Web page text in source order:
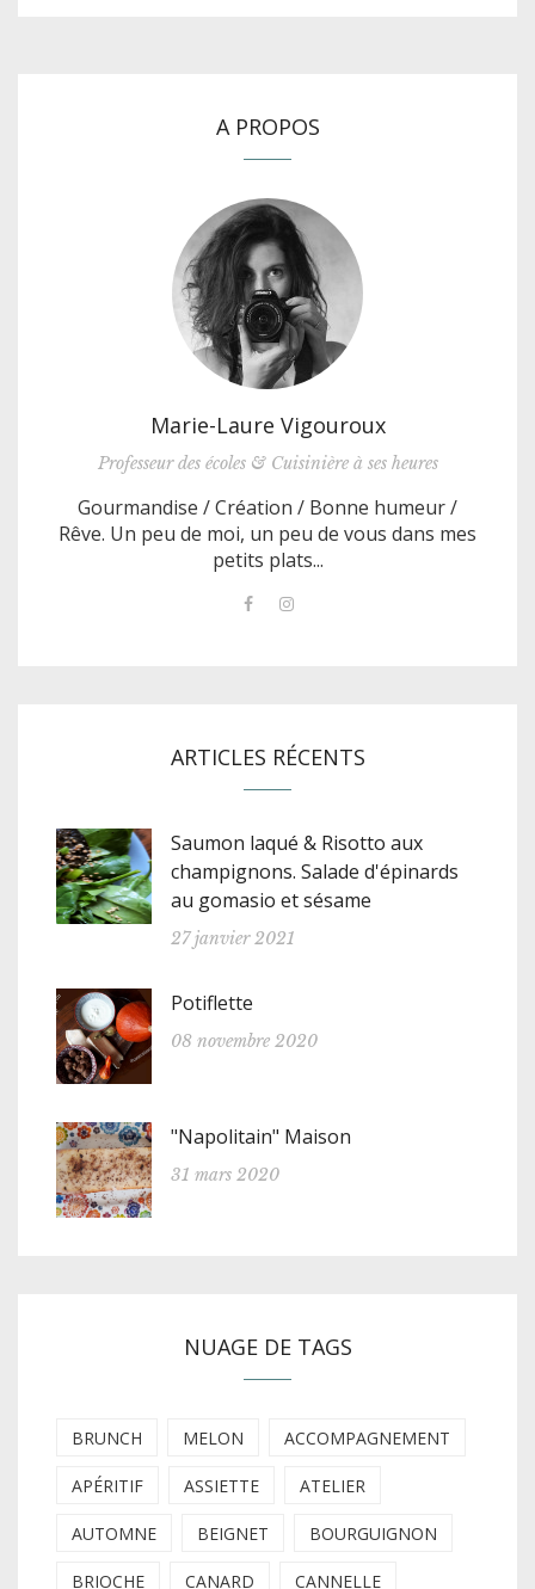
A PROPOS
Marie-Laure Vigouroux
Professeur des écoles & Cuisinière à ses heures
Gourmandise / Création / Bonne humeur /
Rêve. Un peu de moi, un peu de vous dans mes
petits plats...
ARTICLES RÉCENTS
Saumon laqué & Risotto aux
champignons. Salade d'épinards
au gomasio et sésame
27 janvier 2021
Potiflette
08 novembre 2020
"Napolitain" Maison
31 mars 2020
NUAGE DE TAGS
BRUNCH MELON ACCOMPAGNEMENT
APÉRITIF ASSIETTE ATELIER
AUTOMNE BEIGNET BOURGUIGNON
BRIOCHE CANARD CANNELLE